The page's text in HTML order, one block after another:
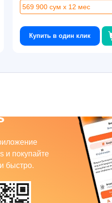
569 900 сум x 12 мес
Купить в один клик
и покупайте
быстро.